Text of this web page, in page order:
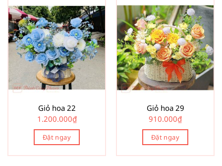
Giỏ hoa 22
1.200.000₫
Đặt ngay
Giỏ hoa 29
910.000₫
Đặt ngay